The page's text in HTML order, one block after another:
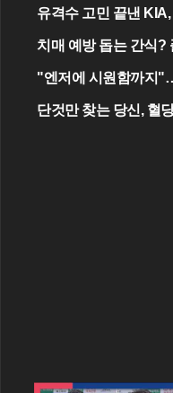
유격수 고민 끝낸
치매 예방 돕는 간식?
"엔저에 시원함까지
단것만 찾는 당신, 혈